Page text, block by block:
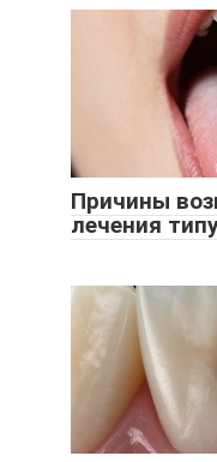
Причины
лечения